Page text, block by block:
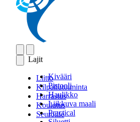
Lajit
Kivääri
Pistooli
Haulikko
Liikkuva maali
Practical
Liitto
Kilpailutoiminta
Harrastus
Koulutus
Seuroille